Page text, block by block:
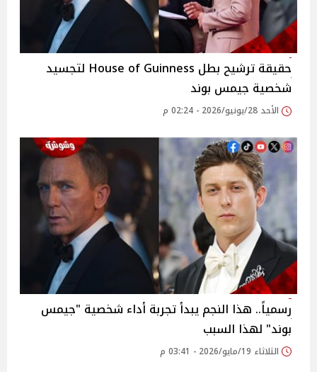
حقيقة ترشيح بطل House of Guinness لتجسيد
شخصية جيمس بوند
الأحد 28/يونيو/2026 - 02:24 م
رسمياً.. هذا النجم يبدأ تجربة أداء شخصية "جيمس
بوند" لهذا السبب
الثلاثاء 19/مايو/2026 - 03:41 م